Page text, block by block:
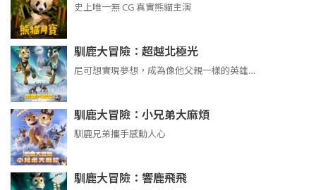
史上唯一無 CG 真實熊貓主演
馴鹿大冒險：超越北極光
尼可想實現夢想，成為像他父親一樣的英雄…
馴鹿大冒險：小兄弟大麻煩
馴鹿兄弟攜手感動人心
馴鹿大冒險：響鹿飛飛